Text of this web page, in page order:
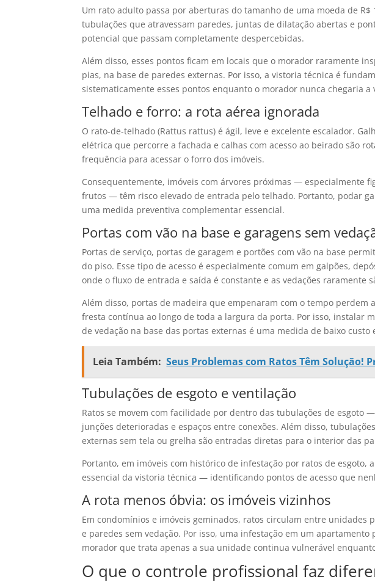
Um rato adulto passa por aberturas do tamanho de uma moeda de
tubulações que atravessam paredes, juntas de dilatação abertas e
potencial que passam completamente despercebidas.
Além disso, esses pontos ficam em locais que o morador raramente
pias, na base de paredes externas. Por isso, a vistoria técnica é
sistematicamente esses pontos enquanto o morador nunca chegaria a
Telhado e forro: a rota aérea ignorada
O rato-de-telhado (Rattus rattus) é ágil, leve e excelente escalador.
elétrica que percorre a fachada e calhas com acesso ao beirado são
frequência para acessar o forro dos imóveis.
Consequentemente, imóveis com árvores próximas — especialmente
frutos — têm risco elevado de entrada pelo telhado. Portanto, podar
uma medida preventiva complementar essencial.
Portas com vão na base e garagens sem
Portas de serviço, portas de garagem e portões com vão na base
do piso. Esse tipo de acesso é especialmente comum em galpões,
onde o fluxo de entrada e saída é constante e as vedações raramente
Além disso, portas de madeira que empenaram com o tempo
fresta contínua ao longo de toda a largura da porta. Por isso, instalar
de vedação na base das portas externas é uma medida de baixo custo
Leia Também: Seus Problemas com Ratos Têm Solução!
Tubulações de esgoto e ventilação
Ratos se movem com facilidade por dentro das tubulações de esgoto
junções deterioradas e espaços entre conexões. Além disso,
externas sem tela ou grelha são entradas diretas para o interior das
Portanto, em imóveis com histórico de infestação por ratos de esgoto,
essencial da vistoria técnica — identificando pontos de acesso que
A rota menos óbvia: os imóveis vizinhos
Em condomínios e imóveis geminados, ratos circulam entre unidades
e paredes sem vedação. Por isso, uma infestação em um
morador que trata apenas a sua unidade continua vulnerável
O que o controle profissional faz